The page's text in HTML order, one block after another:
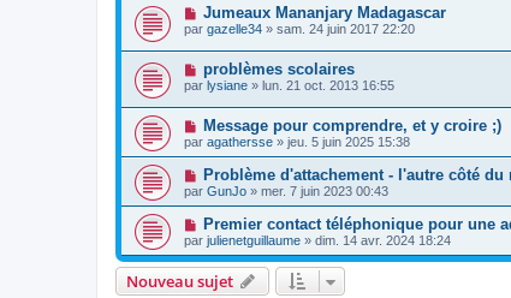
Jumeaux Mananjary Madagascar
par gazelle34 » sam. 24 juin 2017 22:20
problèmes scolaires
par lysiane » lun. 21 oct. 2013 16:55
Message pour comprendre, et y croire ;)
par agathersse » jeu. 5 juin 2025 15:38
Problème d'attachement - l'autre côté du
par GunJo » mer. 7 juin 2023 00:43
Premier contact téléphonique pour une
par julienetguillaume » dim. 14 avr. 2024 18:24
Nouveau sujet